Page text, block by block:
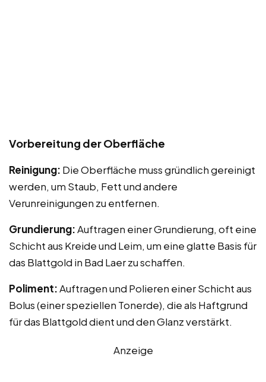
Vorbereitung der Oberfläche
Reinigung: Die Oberfläche muss gründlich gereinigt
werden, um Staub, Fett und andere
Verunreinigungen zu entfernen.
Grundierung:Auftragen einer Grundierung, oft eine
Schicht aus Kreide und Leim, um eine glatte Basis für
das Blattgold in Bad Laer zu schaffen.
Poliment:Auftragen und Polieren einer Schicht aus
Bolus (einer speziellen Tonerde), die als Haftgrund
für das Blattgold dient und den Glanz verstärkt.
Anzeige